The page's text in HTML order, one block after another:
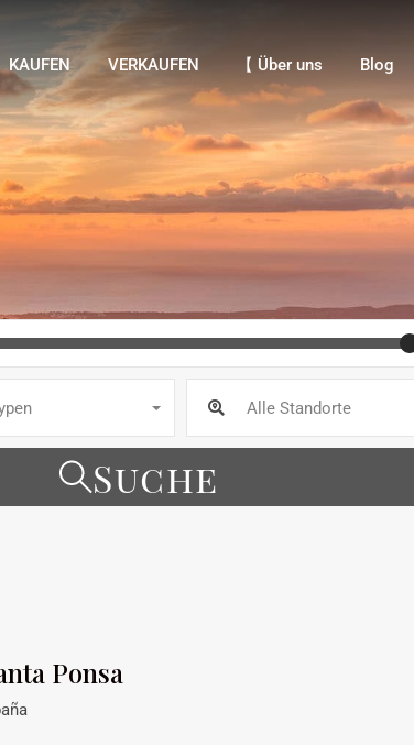
VERKAUFEN
KAUFEN VERKAUFEN 【 Über uns Blog
Alle Standorte
Suche
Ponsa